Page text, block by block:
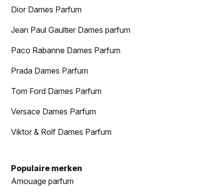
Dior Dames Parfum
Jean Paul Gaultier Dames parfum
Paco Rabanne Dames Parfum
Prada Dames Parfum
Tom Ford Dames Parfum
Versace Dames Parfum
Viktor & Rolf Dames Parfum
Populaire merken
Amouage parfum